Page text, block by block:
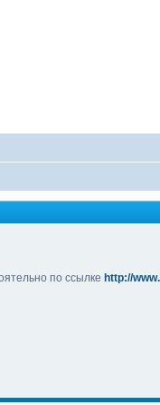
по ссылке http://